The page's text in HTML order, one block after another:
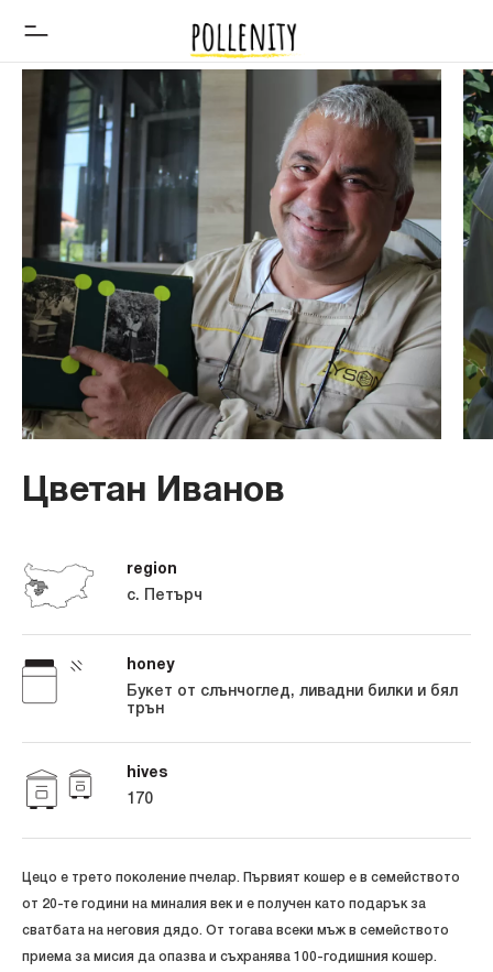
Цветан Иванов
region
с. Петърч
honey
Букет от слънчоглед, ливадни билки и бял
трън
hives
170
Цецо е трето поколение пчелар. Първият кошер е в семейството
от 20-те години на миналия век и е получен като подарък за
сватбата на неговия дядо. От тогава всеки мъж в семейството
приема за мисия да опазва и съхранява 100-годишния кошер.